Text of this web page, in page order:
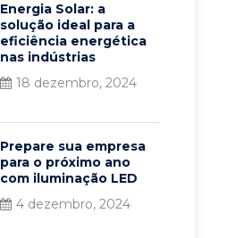
Energia Solar: a
solução ideal para a
eficiência energética
nas indústrias
18 dezembro, 2024
Prepare sua empresa
para o próximo ano
com iluminação LED
4 dezembro, 2024